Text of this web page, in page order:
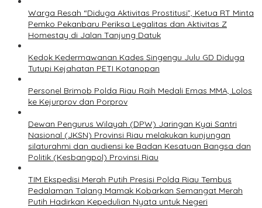
Warga Resah “Diduga Aktivitas Prostitusi”, Ketua RT Minta
Pemko Pekanbaru Periksa Legalitas dan Aktivitas Z
Homestay di Jalan Tanjung Datuk
Kedok Kedermawanan Kades Singengu Julu GD Diduga
Tutupi Kejahatan PETI Kotanopan
Personel Brimob Polda Riau Raih Medali Emas MMA, Lolos
ke Kejurprov dan Porprov
Dewan Pengurus Wilayah (DPW) Jaringan Kyai Santri
Nasional (JKSN) Provinsi Riau melakukan kunjungan
silaturahmi dan audiensi ke Badan Kesatuan Bangsa dan
Politik (Kesbangpol) Provinsi Riau
TIM Ekspedisi Merah Putih Presisi Polda Riau Tembus
Pedalaman Talang Mamak Kobarkan Semangat Merah
Putih Hadirkan Kepedulian Nyata untuk Negeri